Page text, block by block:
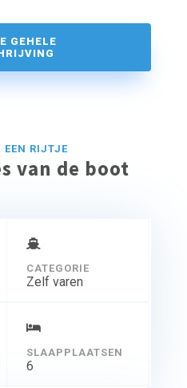
een high aspect fok en het
het zeilen nog makkelijker.
zes personen heerlijk
GEHELE
EEN RIJTJE
van de boot
CATEGORIE
Zelf varen
SLAAPPLAATSEN
6